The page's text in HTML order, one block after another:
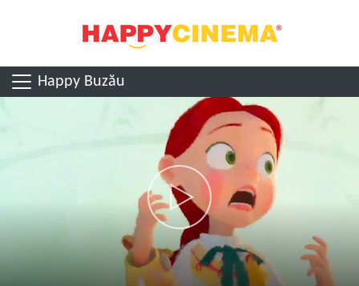
Happy Buzău